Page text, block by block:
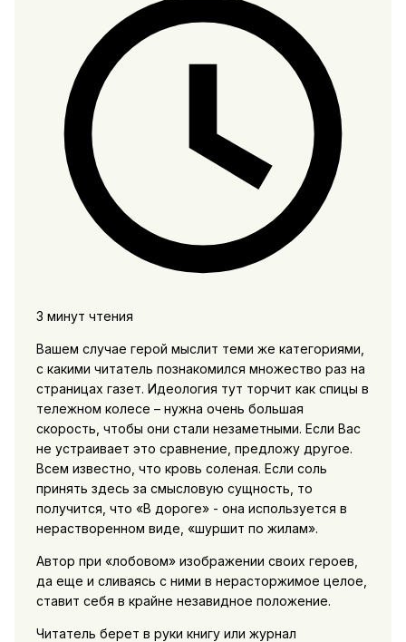
3 минут чтения
Вашем случае герой мыслит теми же категориями,
с какими читатель познакомился множество раз на
страницах газет. Идеология тут торчит как спицы в
тележном колесе – нужна очень большая
скорость, чтобы они стали незаметными. Если Вас
не устраивает это сравнение, предложу другое.
Всем известно, что кровь соленая. Если соль
принять здесь за смысловую сущность, то
получится, что «В дороге» - она используется в
нерастворенном виде, «шуршит по жилам».
Автор при «лобовом» изображении своих героев,
да еще и сливаясь с ними в нерасторжимое целое,
ставит себя в крайне незавидное положение.
Читатель берет в руки книгу или журнал